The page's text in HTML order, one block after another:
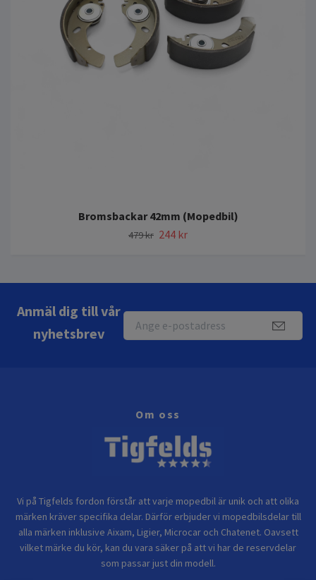
Bromsbackar 42mm (Mopedbil)
479 kr 244 kr
Anmäl dig till vår
nyhetsbrev
Om oss
Vi på Tigfelds fordon förstår att varje mopedbil är unik och att olika
märken kräver specifika delar. Därför erbjuder vi mopedbilsdelar till
alla märken inklusive Aixam, Ligier, Microcar och Chatenet. Oavsett
vilket märke du kör, kan du vara säker på att vi har de reservdelar
som passar just din modell.